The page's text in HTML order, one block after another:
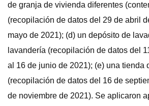
de granja de vivienda diferentes
(recopilación de datos del 29 de abril
mayo de 2021); (d) un depósito de
lavandería (recopilación de datos del
al 16 de junio de 2021); (e) una tienda
(recopilación de datos del 16 de
de noviembre de 2021). Se aplicaron